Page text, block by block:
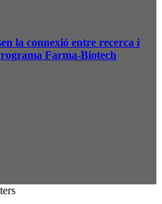
la connexió entre recerca i
Farma-Biotech